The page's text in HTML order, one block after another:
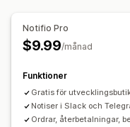
Flera kanaler
Notifio Pro
$9.99/månad
Funktioner
Gratis för
Notiser i Slack och
Ordrar, återbetalningar,